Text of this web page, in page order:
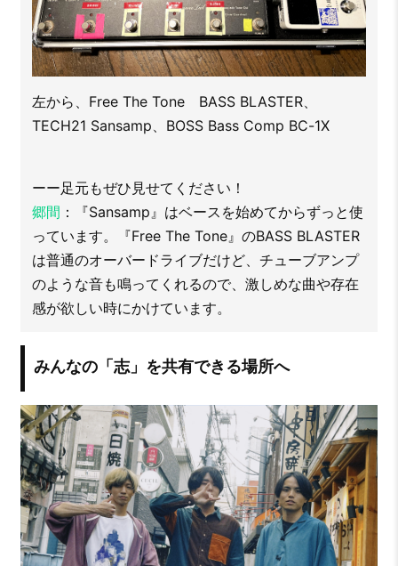
左から、Free The Tone BASS BLASTER、
TECH21 Sansamp、BOSS Bass Comp BC-1X
ーー足元もぜひ見せてください！
郷間 ：『Sansamp』はベースを始めてからずっと使
っています。『Free The Tone』のBASS BLASTER
は普通のオーバードライブだけど、チューブアンプ
のような音も鳴ってくれるので、激しめな曲や存在
感が欲しい時にかけています。
みんなの「志」を共有できる場所へ